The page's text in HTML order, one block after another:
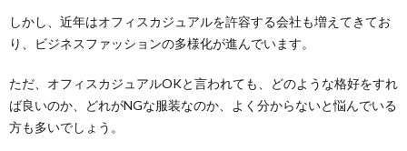
しかし、近年はオフィスカジュアルを許容する会社も増えてきてお
り、ビジネスファッションの多様化が進んでいます。
ただ、オフィスカジュアルOKと言われても、どのような格好をすれ
ば良いのか、どれがNGな服装なのか、よく分からないと悩んでいる
方も多いでしょう。